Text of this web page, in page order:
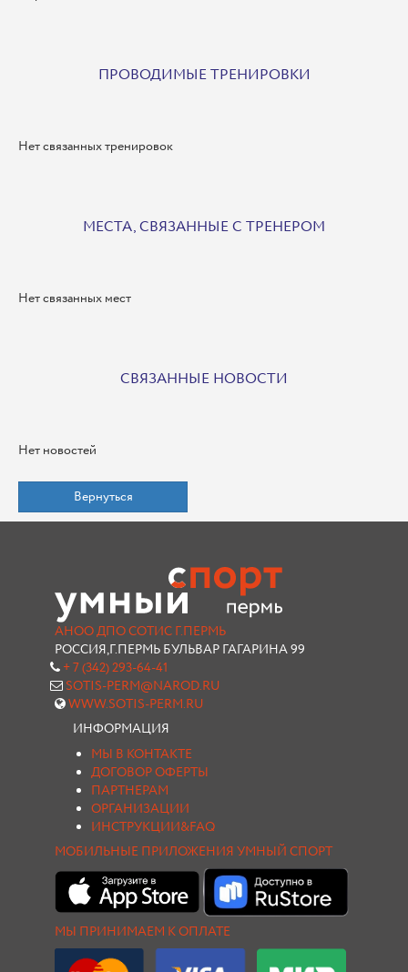
ПРОВОДИМЫЕ ТРЕНИРОВКИ
Нет связанных тренировок
МЕСТА, СВЯЗАННЫЕ С ТРЕНЕРОМ
Нет связанных мест
СВЯЗАННЫЕ НОВОСТИ
Нет новостей
Вернуться
АНОО ДПО СОТИС Г.ПЕРМЬ
РОССИЯ,Г.ПЕРМЬ БУЛЬВАР ГАГАРИНА 99
+ 7 (342) 293-64-41
SOTIS-PERM@NAROD.RU
WWW.SOTIS-PERM.RU
ИНФОРМАЦИЯ
МЫ В КОНТАКТЕ
ДОГОВОР ОФЕРТЫ
ПАРТНЕРАМ
ОРГАНИЗАЦИИ
ИНСТРУКЦИИ&FAQ
МОБИЛЬНЫЕ ПРИЛОЖЕНИЯ УМНЫЙ СПОРТ
МЫ ПРИНИМАЕМ К ОПЛАТЕ